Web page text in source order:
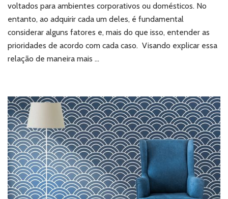
parede:
o
que
priorizar
seu
voltados para ambientes corporativos ou domésticos. No
entanto, ao adquirir cada um deles, é fundamental
considerar alguns fatores e, mais do que isso, entender as
prioridades de acordo com cada caso. Visando explicar essa
relação de maneira mais …